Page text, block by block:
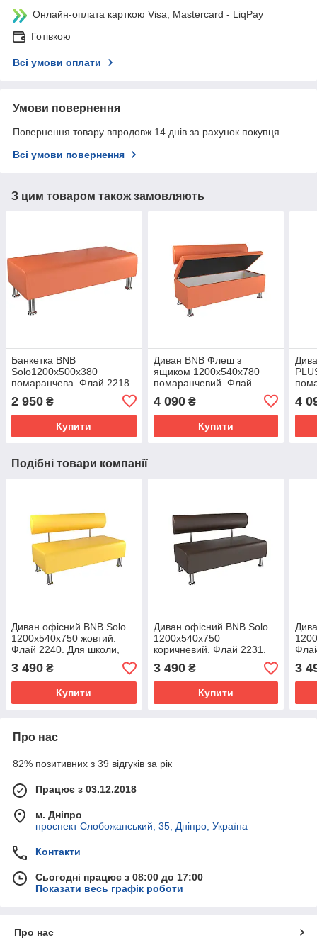
Онлайн-оплата карткою Visa, Mastercard - LiqPay
Готівкою
Всі умови оплати
Умови повернення
Повернення товару впродовж 14 днів за рахунок покупця
Всі умови повернення
З цим товаром також замовляють
Банкетка BNB
Solo1200x500x380
помаранчева. Флай 2218.
лікарні, адміністратора,
очікування
2 950 ₴
Купити
Диван BNB Флеш з
ящиком 1200x540x780
помаранчевий. Флай
приймальні, очікування
4 090₴
Купити
4
Подібні товари компанії
Диван офісний BNB Solo
1200x540x750 жовтий.
Флай 2240. Для школи,
очікування
3 490 ₴
Купити
Диван офісний BNB Solo
1200x540x750
коричневий. Флай 2231.
адміністратора,
очікування
3 490₴
Купити
3
Про нас
82% позитивних з 39 відгуків за рік
Працює з 03.12.2018
м. Дніпро
проспект Слобожанський, 35, Дніпро, Україна
Контакти
Сьогодні працює з 08:00 до 17:00
Показати весь графік роботи
Про нас